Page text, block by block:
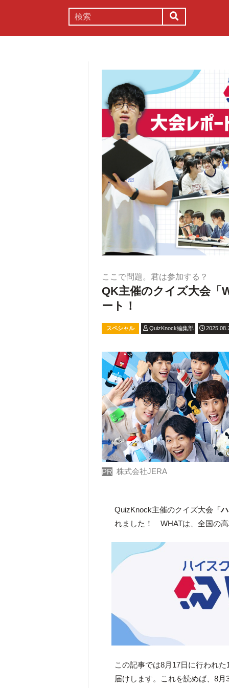
ここで問題。君は参加する？
QK主催のクイズ大会「
ート！
スペシャル QuizKnock編集部
PR 株式会社JERA
QuizKnock主催のクイズ大会 「
れました！ WHATは、全国の
この記事では8月17日に行われ
届けします。これを読めば、8